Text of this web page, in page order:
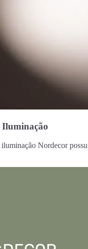
Iluminação
Nordecor